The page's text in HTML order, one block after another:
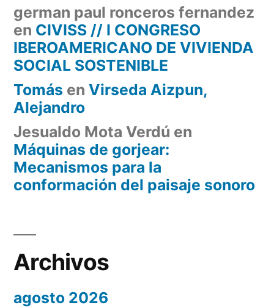
german paul ronceros fernandez
en CIVISS // I CONGRESO
IBEROAMERICANO DE VIVIENDA
SOCIAL SOSTENIBLE
Tomás en Virseda Aizpun,
Alejandro
Jesualdo Mota Verdú en
Máquinas de gorjear:
Mecanismos para la
conformación del paisaje sonoro
Archivos
agosto 2026